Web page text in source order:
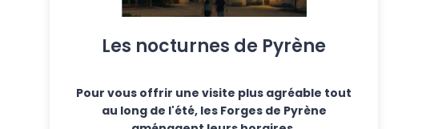
décembre 2016
Categories
Ateliers hebdo
Les nocturnes de Pyrène
Pour vous offrir une visite plus agréable tout
au long de l'été, les Forges de Pyrène